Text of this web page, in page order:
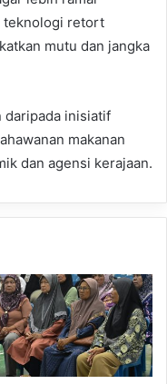
teknologi retort
mutu dan jangka
daripada inisiatif
makanan
dan agensi kerajaan.